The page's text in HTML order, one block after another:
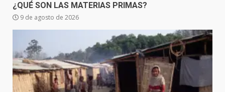
¿QUÉ SON LAS MATERIAS PRIMAS?
9 de agosto de 2026